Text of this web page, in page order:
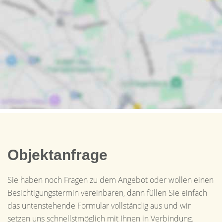
Objektanfrage
Sie haben noch Fragen zu dem Angebot oder wollen einen
Besichtigungstermin vereinbaren, dann füllen Sie einfach
das untenstehende Formular vollständig aus und wir
setzen uns schnellstmöglich mit Ihnen in Verbindung.